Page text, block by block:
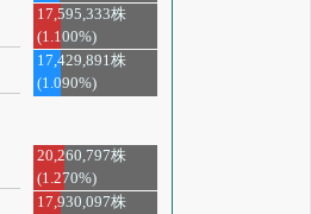
17,595,333株
(1.100%)
17,429,891株
(1.090%)
20,260,797株
(1.270%)
17,930,097株